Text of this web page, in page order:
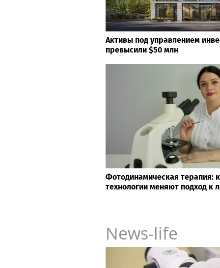
Активы под управлением
превысили $50 млн
Фотодинамическая терапия:
технологии меняют подход к
News-life